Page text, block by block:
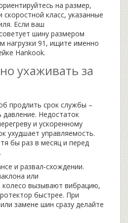
на размер,
скоростной класс, указанные
Если ваш
шину размером
нагрузки 91, ищите именно
Hankook.
ухаживать за
продлить срок службы –
давление. Недостаток
и ускоренному
ухудшает управляемость.
бы раз в месяц и перед
и развал‑схождении.
или
колесо вызывают вибрацию,
быстрее. При
замене шин сразу делайте